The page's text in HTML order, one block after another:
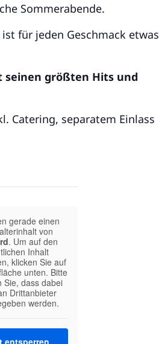
Sommerabende.
für jeden Geschmack etwas
seinen größten Hits und
Catering, separatem Einlass
gerade einen
von
. Um auf den
Inhalt
klicken Sie auf
unten. Bitte
Sie, dass dabei
Drittanbieter
werden.
entsperren